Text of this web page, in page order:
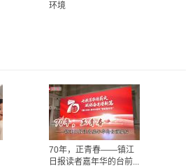
环境
70年，正青春——镇江
日报读者嘉年华的台前...